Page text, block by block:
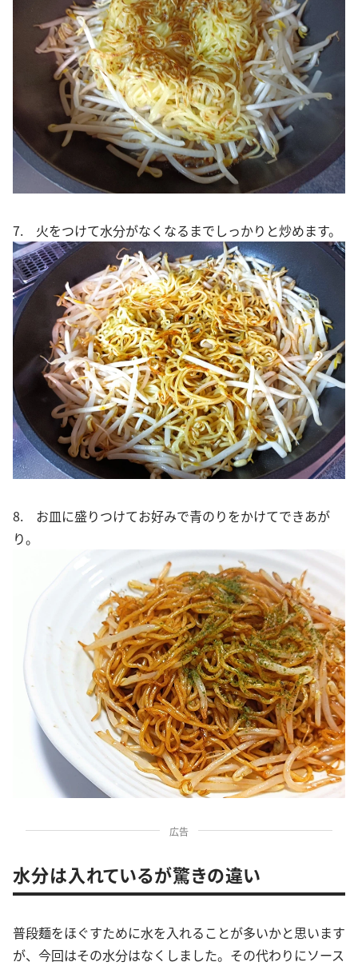
7. 火をつけて水分がなくなるまでしっかりと炒めます。
8. お皿に盛りつけてお好みで青のりをかけてできあが
り。
広告
水分は入れているが驚きの違い
普段麺をほぐすために水を入れることが多いかと思います
が、今回はその水分はなくしました。その代わりにソース